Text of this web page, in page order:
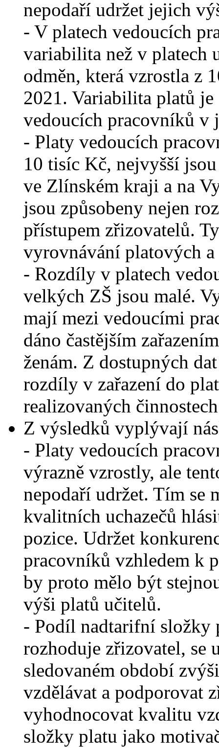
nepodaří udržet jejich
- V platech vedoucích
variabilita než v platech
odměn, která vzrostla z
2021. Variabilita platů je
vedoucích pracovníků v
- Platy vedoucích
10 tisíc Kč, nejvyšší
ve Zlínském kraji a na
jsou způsobeny nejen
přístupem zřizovatelů.
vyrovnávání platových
- Rozdíly v platech
velkých ZŠ jsou malé.
mají mezi vedoucími
dáno častějším
ženám. Z dostupných
rozdíly v zařazení do
realizovaných
Z výsledků vyplývají
- Platy vedoucích
výrazně vzrostly, ale
nepodaří udržet. Tím se
kvalitních uchazečů
pozice. Udržet
pracovníků vzhledem k
by proto mělo být
výši platů učitelů.
- Podíl nadtarifní složky
rozhoduje zřizovatel, se
sledovaném období
vzdělávat a podporovat
vyhodnocovat kvalitu
složky platu jako